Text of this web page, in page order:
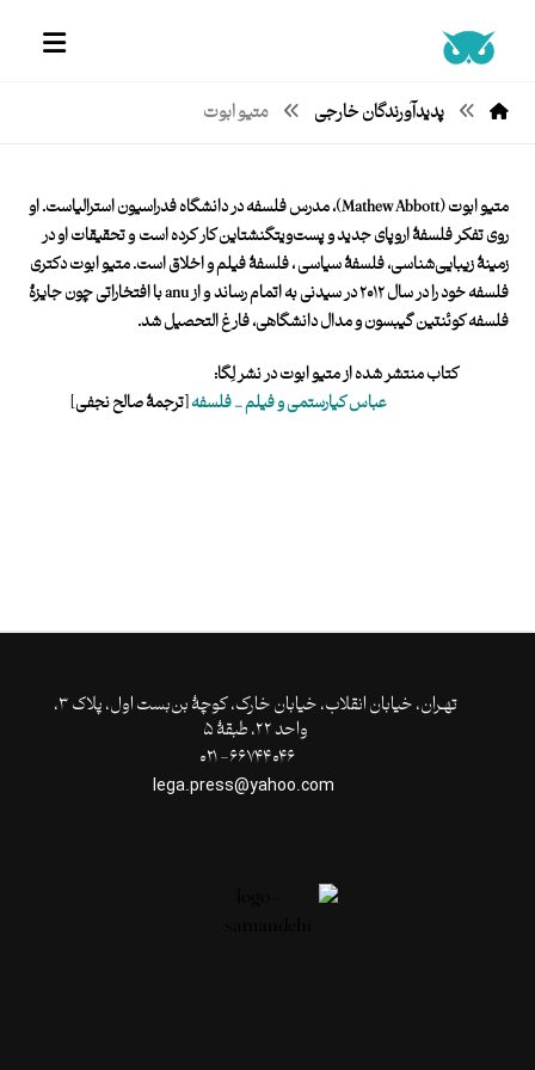
پدیدآورندگان خارجی متیو ابوت
متیو ابوت (Mathew Abbott)، مدرس فلسفه در دانشگاه فدراسیون استرالیاست. او
روی تفکر فلسفۀ اروپای جدید و پست‌ویتگنشتاین کار کرده است.و تحقیقات او در
زمینۀ زیبایی‌شناسی، فلسفۀ سیاسی ، فلسفۀ فیلم و اخلاق است. متیو ابوت دکتری
فلسفه خود را در سال ۲۰۱۲ در سیدنی به اتمام رساند
.
و از anu با افتخاراتی چون جایزۀ
فلسفه کوئنتین گیبسون و مدال دانشگاهی، فارغ التحصیل شد.
کتاب منتشر شده از متیو ابوت در نشر لِگا:
عباس کیارستمی و فیلم _ فلسفه[ترجمۀ صالح نجفی]
تهـران،‌ خیابان انقلاب، خیابان خارک، کوچۀ بن‌بست اول، پلاک ۳،
واحد ۲۲، طبقۀ ۵